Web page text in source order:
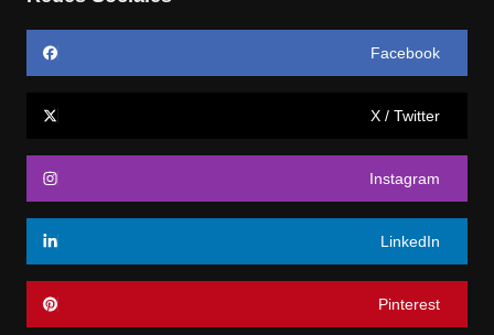
Facebook
X / Twitter
Instagram
LinkedIn
Pinterest